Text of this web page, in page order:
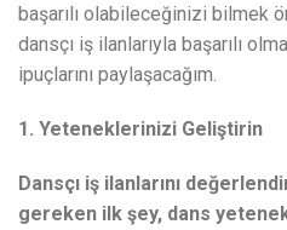
başarılı olabileceğinizi bilmek
dansçı iş ilanlarıyla başarılı
ipuçlarını paylaşacağım.
1. Yeteneklerinizi Geliştirin
Dansçı iş ilanlarını
gereken ilk şey, dans